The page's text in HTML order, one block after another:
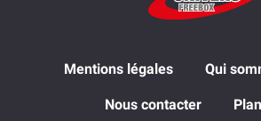
Mentions légales Qui
Nous contacter